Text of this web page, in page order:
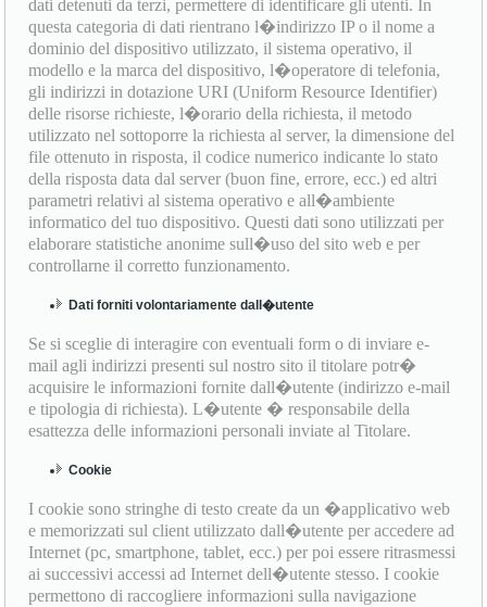
dati detenuti da terzi, permettere di identificare gli utenti. In
questa categoria di dati rientrano l�indirizzo IP o il nome a
dominio del dispositivo utilizzato, il sistema operativo, il
modello e la marca del dispositivo, l�operatore di telefonia,
gli indirizzi in dotazione URI (Uniform Resource Identifier)
delle risorse richieste, l�orario della richiesta, il metodo
utilizzato nel sottoporre la richiesta al server, la dimensione del
file ottenuto in risposta, il codice numerico indicante lo stato
della risposta data dal server (buon fine, errore, ecc.) ed altri
parametri relativi al sistema operativo e all�ambiente
informatico del tuo dispositivo. Questi dati sono utilizzati per
elaborare statistiche anonime sull�uso del sito web e per
controllarne il corretto funzionamento.
Dati forniti volontariamente dall�utente
Se si sceglie di interagire con eventuali form o di inviare e-
mail agli indirizzi presenti sul nostro sito il titolare potr�
acquisire le informazioni fornite dall�utente (indirizzo e-mail
e tipologia di richiesta). L�utente � responsabile della
esattezza delle informazioni personali inviate al Titolare.
Cookie
I cookie sono stringhe di testo create da un �applicativo web
e memorizzati sul client utilizzato dall�utente per accedere ad
Internet (pc, smartphone, tablet, ecc.) per poi essere ritrasmessi
ai successivi accessi ad Internet dell�utente stesso. I cookie
permettono di raccogliere informazioni sulla navigazione